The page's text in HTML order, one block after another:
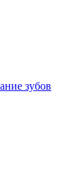
зубов